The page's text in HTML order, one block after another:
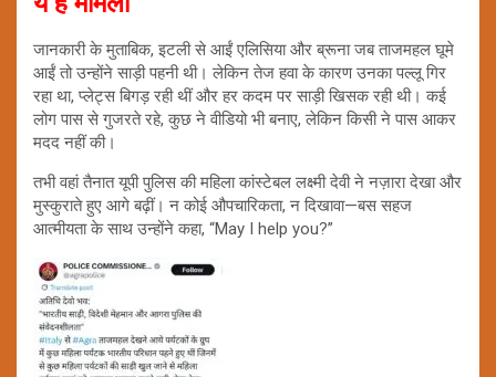
जानकारी के मुताबिक, इटली से आईं एलिसिया और ब्रूना जब ताजमहल घूमे
आईं तो उन्होंने साड़ी पहनी थी। लेकिन तेज हवा के कारण उनका पल्लू गिर
रहा था, प्लेट्स बिगड़ रही थीं और हर कदम पर साड़ी खिसक रही थी। कई
लोग पास से गुजरते रहे, कुछ ने वीडियो भी बनाए, लेकिन किसी ने पास आकर
मदद नहीं की।
तभी वहां तैनात यूपी पुलिस की महिला कांस्टेबल लक्ष्मी देवी ने नज़ारा देखा और
मुस्कुराते हुए आगे बढ़ीं। न कोई औपचारिकता, न दिखावा—बस सहज
आत्मीयता के साथ उन्होंने कहा, “May I help you?”